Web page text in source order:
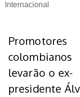
Internacional
Promotores
colombianos
levarão o ex-
presidente